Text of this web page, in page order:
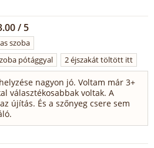
/ 5
szoba
pótággyal
2 éjszakát töltött itt
nagyon jó. Voltam már 3+
választékosabbak voltak. A
újítás. És a szőnyeg csere sem